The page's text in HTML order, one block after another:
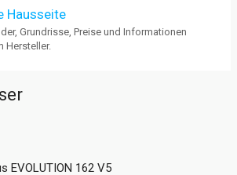
Hausseite
Grundrisse, Preise und Informationen
Hersteller.